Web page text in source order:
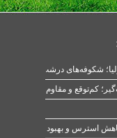
شکوفه‌های درشت در بهار